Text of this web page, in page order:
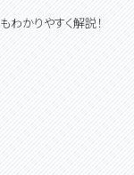
わかりやすく解説！